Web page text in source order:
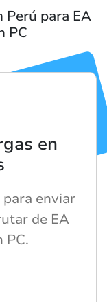
Perú para EA
PC
en
enviar
de EA
PC.